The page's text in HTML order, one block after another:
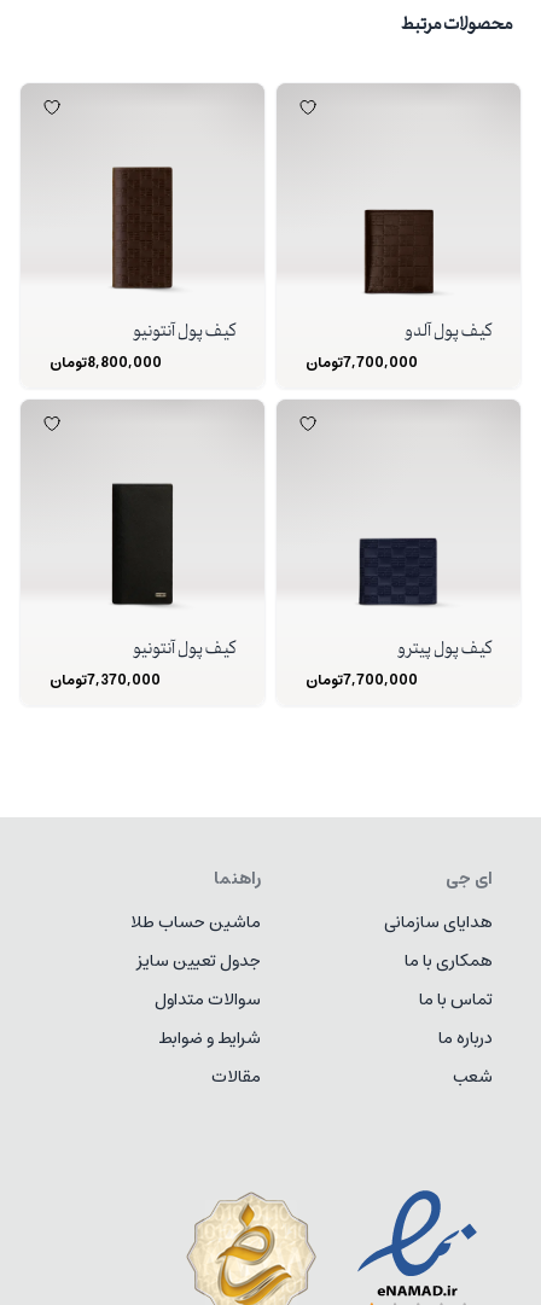
محصولات مرتبط
کیف پول آلدو
7,700,000تومان
کیف پول آنتونیو
8,800,000تومان
کیف پول پیترو
7,700,000تومان
کیف پول آنتونیو
7,370,000تومان
ای جی
هدایای سازمانی
همکاری با ما
تماس با ما
درباره ما
شعب
راهنما
ماشین حساب طلا
جدول تعیین سایز
سوالات متداول
شرایط و ضوابط
مقالات